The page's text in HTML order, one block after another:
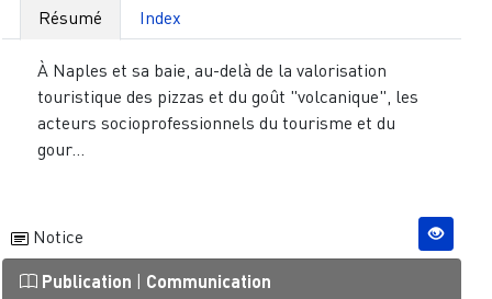
Résumé Index
À Naples et sa baie, au-delà de la valorisation
touristique des pizzas et du goût "volcanique", les
acteurs socioprofessionnels du tourisme et du
gour...
Notice
Publication Communication